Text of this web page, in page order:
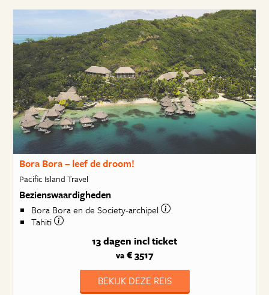
Bora Bora – leef de droom!
Pacific Island Travel
Bezienswaardigheden
Bora Bora en de Society-archipel
Tahiti
13 dagen incl ticket
va€ 3517
BEKIJK DEZE REIS